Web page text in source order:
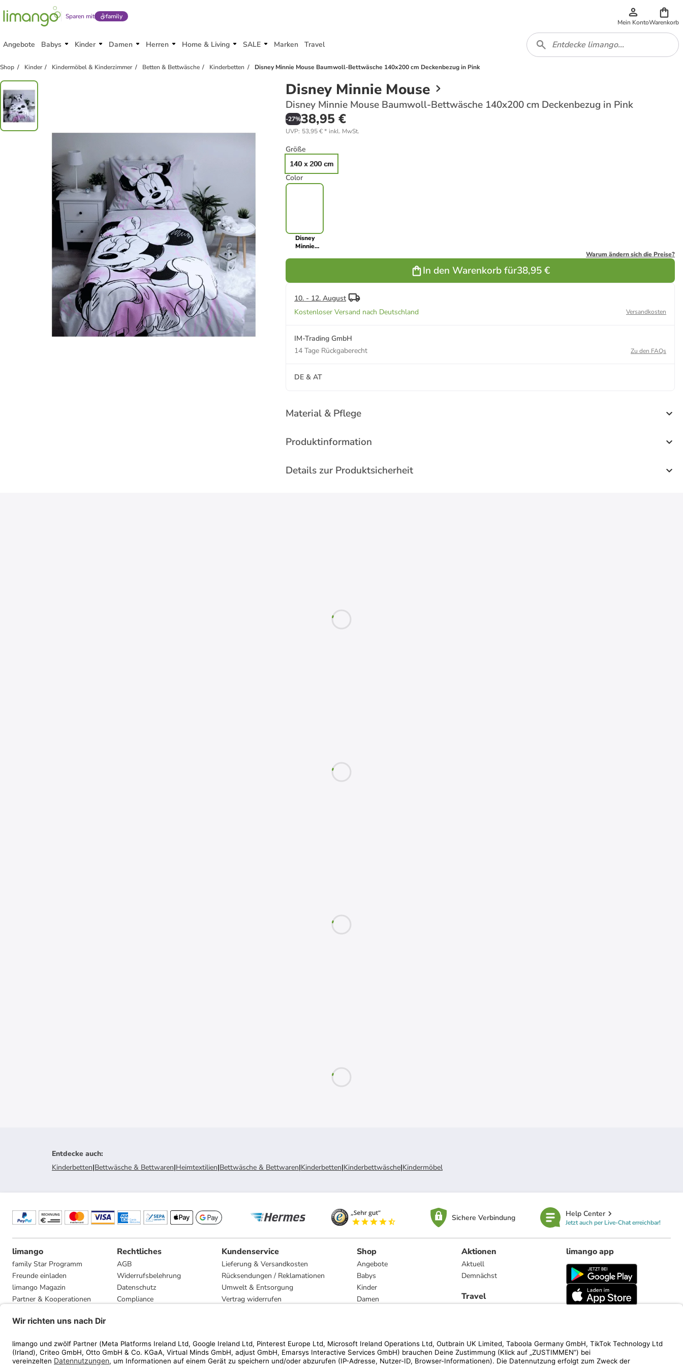
Sparen mit family
Mein KontoWarenkorb
Angebote Babys Kinder Damen Herren Home & Living SALE Marken Travel
Shop Kinder Kindermöbel & Kinderzimmer Betten & Bettwäsche Kinderbetten Disney Minnie Mouse Baumwoll-Bettwäsche 140x200 cm Deckenbezug in Pink
Disney Minnie Mouse
Disney Minnie Mouse Baumwoll-Bettwäsche 140x200 cm Deckenbezug in Pink
-27%38,95 €
UVP: 53,95 €* inkl. MwSt.
Größe
140 x 200 cm
Color
Disney
Minnie
in Pink
Warum ändern sich die Preise?
In den Warenkorb für38,95 €
10. - 12. August
Kostenloser Versand nach Deutschland
Versandkosten
IM-Trading GmbH
14 Tage Rückgaberecht
Zu den FAQs
DE & AT
Material & Pflege
Produktinformation
Details zur Produktsicherheit
Entdecke auch:
Kinderbetten|Bettwäsche & Bettwaren|Heimtextilien|Bettwäsche & Bettwaren|Kinderbetten|Kinderbettwäsche|Kindermöbel
Sichere Verbindung Help Center
Jetzt auch per Live-Chat erreichbar!
limango
family Star Programm
Freunde einladen
limango Magazin
Partner & Kooperationen
Presse
Rechtliches
AGB
Widerrufsbelehrung
Datenschutz
Compliance
Kundenservice
Lieferung & Versandkosten
Rücksendungen / Reklamationen
Umwelt & Entsorgung
Vertrag widerrufen
Shop
Angebote
Babys
Kinder
Damen
Marken
Aktionen
Aktuell
Demnächst
Travel
limango app